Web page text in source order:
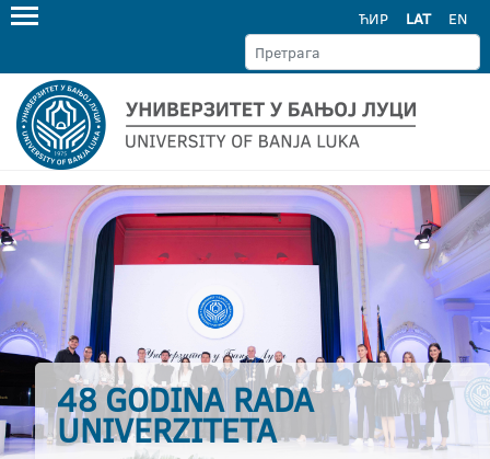
ЋИР LAT EN
48 GODINA RADA
UNIVERZITETA